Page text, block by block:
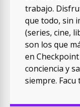
trabajo.
que todo, sin
(series, cine,
son los que
en
conciencia y
siempre.